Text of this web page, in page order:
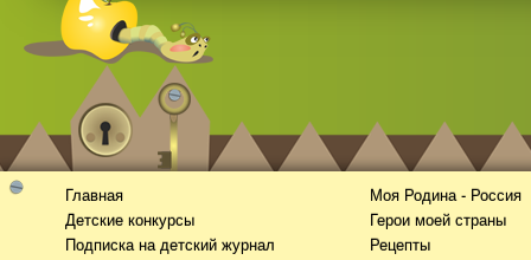
Главная
Детские конкурсы
Подписка на детский журнал
Моя Родина - Россия
Герои моей страны
Рецепты